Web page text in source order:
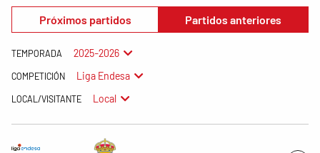
Próximos partidos Partidos anteriores
TEMPORADA 2025-2026
COMPETICIÓN Liga Endesa
LOCAL/VISITANTE Local